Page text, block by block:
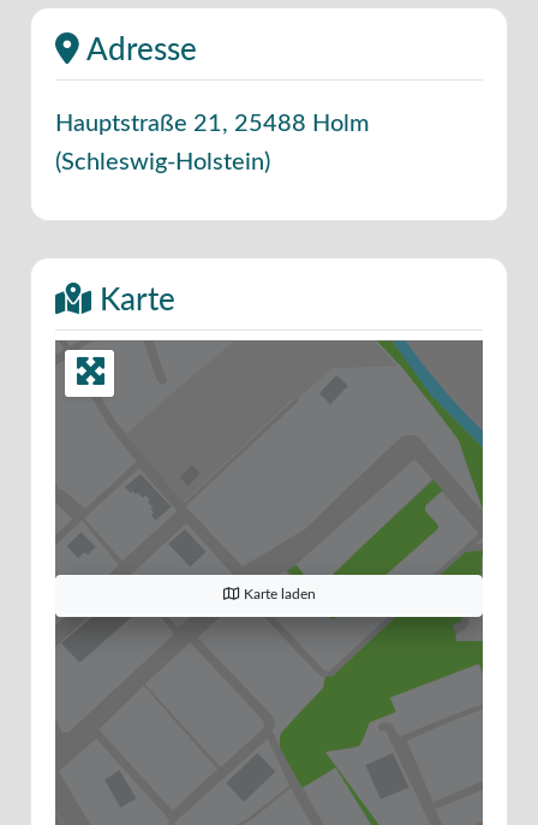
Adresse
Hauptstraße 21, 25488 Holm
(Schleswig-Holstein)
Karte
Karte laden